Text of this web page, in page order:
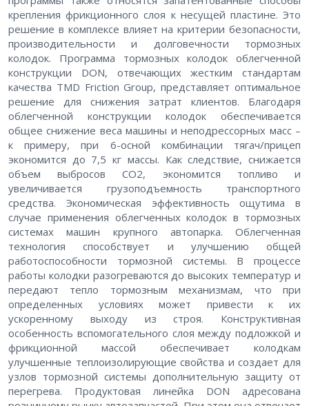
крепления фрикционного слоя к несущей пластине. Это
решение в комплексе влияет на критерии безопасности,
производительности и долговечности тормозных
колодок. Программа тормозных колодок облегченной
конструкции DON, отвечающих жестким стандартам
качества TMD Friction Group, представляет оптимальное
решение для снижения затрат клиентов. Благодаря
облегченной конструкции колодок обеспечивается
общее снижение веса машины и неподрессорных масс –
к примеру, при 6-осной комбинации тягач/прицеп
экономится до 7,5 кг массы. Как следствие, снижается
объем выбросов CO2, экономится топливо и
увеличивается грузоподъемность транспортного
средства. Экономическая эффективность ощутима в
случае применения облегченных колодок в тормозных
системах машин крупного автопарка. Облегченная
технология способствует и улучшению общей
работоспособности тормозной системы. В процессе
работы колодки разогреваются до высоких температур и
передают тепло тормозным механизмам, что при
определенных условиях может привести к их
ускоренному выходу из строя. Конструктивная
особенность вспомогательного слоя между подложкой и
фрикционной массой обеспечивает колодкам
улучшенные теплоизолирующие свойства и создает для
узлов тормозной системы дополнительную защиту от
перегрева. Продуктовая линейка DON адресована